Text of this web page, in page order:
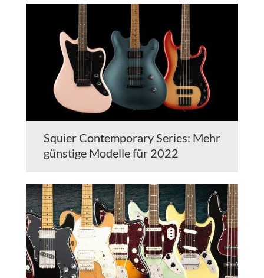
Squier Contemporary Series: Mehr
günstige Modelle für 2022